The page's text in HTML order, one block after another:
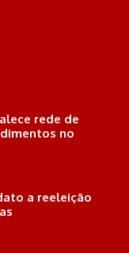
rede de
no
a reeleição